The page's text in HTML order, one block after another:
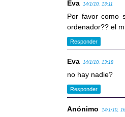
Eva 14/1/10, 13:11
Por favor como
ordenador?? el
Responder
Eva 14/1/10, 13:18
no hay nadie?
Responder
Anónimo 14/1/10,